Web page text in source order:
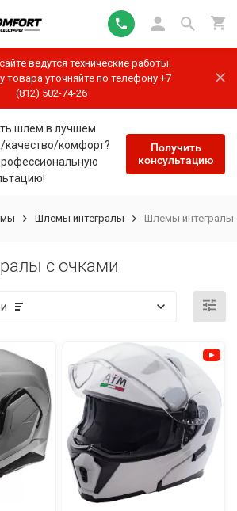
ведутся технические работы.
товара уточняйте по телефону +7
(812) 502-74-26
шлем в лучшем
комфорт?
Получить
консультацию
Шлемы интегралы Шлемы интегралы
с очками